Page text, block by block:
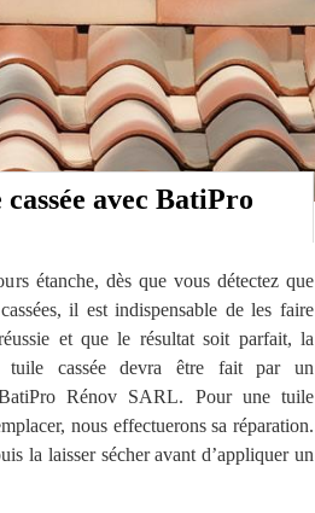
avec BatiPro
étanche, dès que vous détectez que
il est indispensable de les faire
et que le résultat soit parfait, la
tuile cassée devra être fait par un
Rénov SARL. Pour une tuile
nous effectuerons sa réparation.
la laisser sécher avant d’appliquer un